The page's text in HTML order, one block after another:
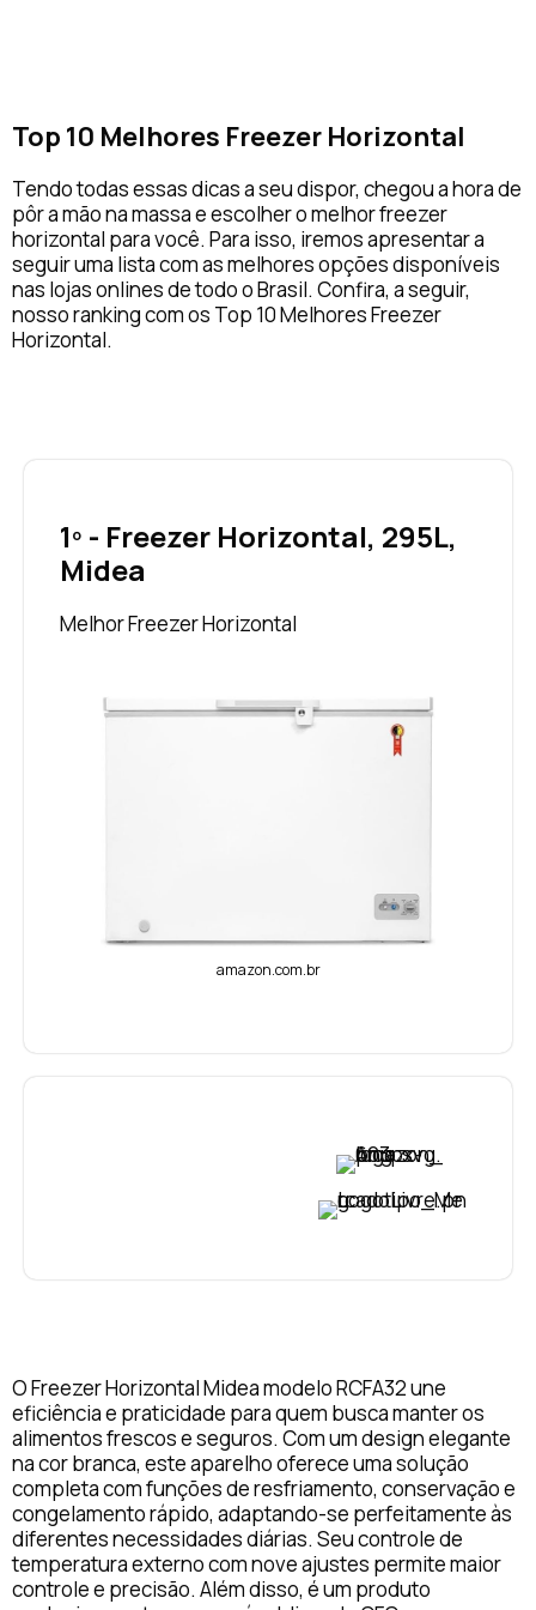
Top 10 Melhores Freezer Horizontal
Tendo todas essas dicas a seu dispor, chegou a hora de
pôr a mão na massa e escolher o melhor freezer
horizontal para você. Para isso, iremos apresentar a
seguir uma lista com as melhores opções disponíveis
nas lojas onlines de todo o Brasil. Confira, a seguir,
nosso ranking com os Top 10 Melhores Freezer
Horizontal.
1º - Freezer Horizontal, 295L,
Midea
Melhor Freezer Horizontal
amazon.com.br
O Freezer Horizontal Midea modelo RCFA32 une
eficiência e praticidade para quem busca manter os
alimentos frescos e seguros. Com um design elegante
na cor branca, este aparelho oferece uma solução
completa com funções de resfriamento, conservação e
congelamento rápido, adaptando-se perfeitamente às
diferentes necessidades diárias. Seu controle de
temperatura externo com nove ajustes permite maior
controle e precisão. Além disso, é um produto